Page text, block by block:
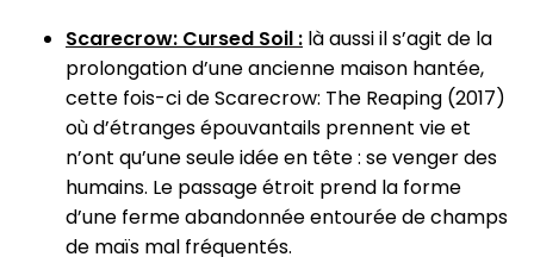
Scarecrow: Cursed Soil : là aussi il s’agit de la
prolongation d’une ancienne maison hantée,
cette fois-ci de Scarecrow: The Reaping (2017)
où d’étranges épouvantails prennent vie et
n’ont qu’une seule idée en tête : se venger des
humains. Le passage étroit prend la forme
d’une ferme abandonnée entourée de champs
de maïs mal fréquentés.